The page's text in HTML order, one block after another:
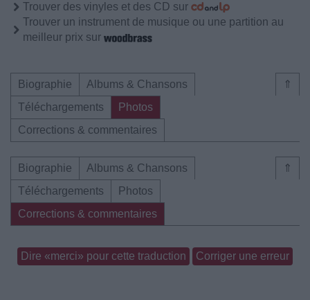
Trouver des vinyles et des CD sur
Trouver un instrument de musique ou une partition au
meilleur prix sur
⇑
Biographie
Albums & Chansons
Téléchargements
Photos
Corrections & commentaires
⇑
Biographie
Albums & Chansons
Téléchargements
Photos
Corrections & commentaires
Dire «merci» pour cette traduction Corriger une erreur